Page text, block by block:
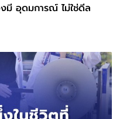
มี อุดมการณ์ ไม่ใช่ดีล